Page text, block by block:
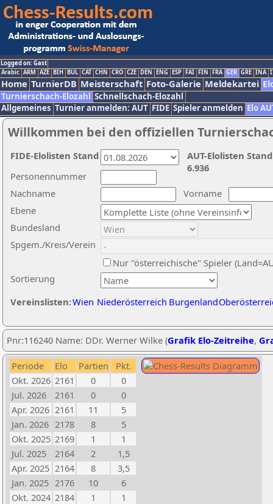
Logged on: Gast
Arabic ARM AZE BIH BUL CAT CHN CRO CZE DEN ENG ESP FAI FIN FRA GER GRE INA
Home TurnierDB Meisterschaft Foto-Galerie Meldekartei
Turnierschach-Elozahl Schnellschach-Elozahl
Allgemeines Turnier anmelden: AUT FIDE Spieler anmelden Elo
Willkommen bei den offiziellen
Nachname
Vorname
Ebene
Sortierung
Personennummer
Bundesland
Spgem./Kreis/Verein
Nur "österreichische" Spieler
Vereinslisten:Wien Niederösterreich Burgenland
AUT-Elolisten
6.936
FIDE-Elolisten Stand
Pnr:116240 Name: DDr. Werner Wilke (Grafik Elo-Zeitreihe,
Periode Elo Partien
Pkt.
Okt. 2026 2161 0
0
Jul. 2026
2161 0
0
Apr. 2026 2161 11
5
Jan. 2026 2178 8
5
Okt. 2025 2169 1
1
Jul. 2025
2164 2
1,5
Apr. 2025 2164 8
3,5
Jan. 2025 2176 10
6
Okt. 2024 2184 1
1